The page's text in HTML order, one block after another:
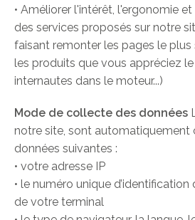
• Améliorer l'intérêt, l'ergonomie
des services proposés sur notre
faisant remonter les pages le
les produits que vous appréciez
internautes dans le moteur...)
Mode de collecte des données
notre site, sont automatiquement
données suivantes :
• votre adresse IP
• le numéro unique
de votre terminal